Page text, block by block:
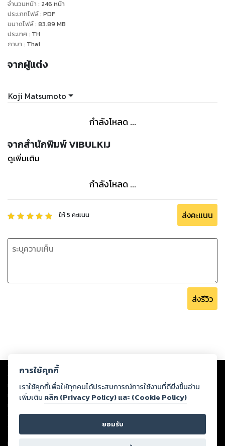
จำนวนหน้า : 246 หน้า
ประเภทไฟล์: PDF
ขนาดไฟล์: 83.89 MB
ประเทศ: TH
ภาษา : Thai
จากผู้แต่ง
Koji Matsumoto
กำลังโหลด ...
จากสำนักพิมพ์ VIBULKIJ
ดูเพิ่มเติม
กำลังโหลด ...
ให้5 คะแนน ส่งคะแนน
ส่งรีวิว
Copyright © 2026
ต่อผลงานหรือเนื้อหาใดที่อัปโหลดผ่านเว็บไซต์และปรากฏว่าละเมิดสิทธิใน
ทรัพย์สินทางปัญญาของบุคคลอื่นหรือขัดต่อกฎหมายและศีลธรรม ดังนั้น ผู้อ่าน
ทุกท่านโปรดใช้วิจารณญาณในการกลั่นกรองด้วยตนเอง และหากท่านพบว่าส่วน
หนึ่งส่วนใดขัดต่อกฎหมายและศีลธรรม กรุณาแจ้งมายังบริษัท เพื่อทีมงานจะได้
ดำเนินการในทันที ทั้งนี้ ทางสตอรี่ล็อกขอสงวนลิขสิทธิ์ตามพระราชบัญญัติ
ลิขสิทธิ์ พ.ศ. 2537 (ฉบับล่าสุด)
For support: member@ookbee.com
การใช้คุกกี้
เราใช้คุกกี้เพื่อให้ทุกคนได้ประสบการณ์การใช้งานที่ดียิ่งขึ้นอ่าน
เพิ่มเติม คลิก (Privacy Policy) และ (Cookie Policy)
ยอมรับ